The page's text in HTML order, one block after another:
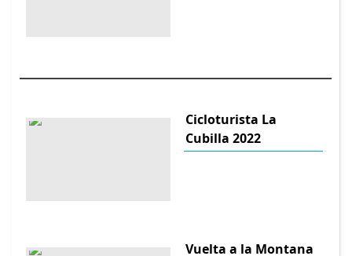
Cicloturista La
Cubilla 2022
Vuelta a la Montana